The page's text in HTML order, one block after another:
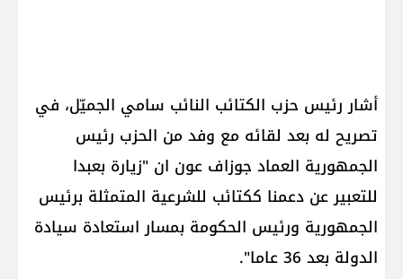
أشار رئيس حزب الكتائب النائب ​سامي الجميّل​، في
تصريح له بعد لقائه مع وفد من الحزب رئيس
الجمهورية العماد ​جوزاف عون​ ان "زيارة بعبدا
للتعبير عن دعمنا ككتائب للشرعية المتمثلة برئيس
الجمهورية ورئيس الحكومة بمسار استعادة سيادة
الدولة بعد 36 عاما".